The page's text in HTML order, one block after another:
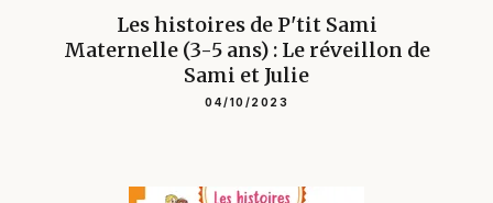
Les histoires de P'tit Sami
Maternelle (3-5 ans) : Le réveillon de
Sami et Julie
04/10/2023